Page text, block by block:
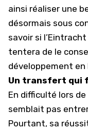
ainsi réaliser une
désormais sous
savoir si
tentera de le
développement en
Un transfert qui
En difficulté lors
semblait pas
Pourtant, sa